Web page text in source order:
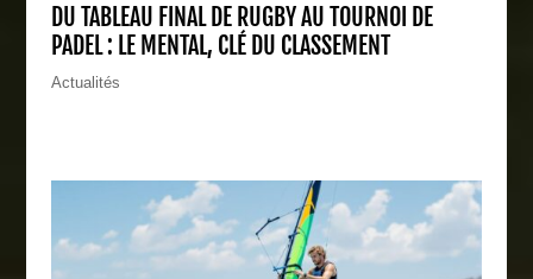
DU TABLEAU FINAL DE RUGBY AU TOURNOI DE
PADEL : LE MENTAL, CLÉ DU CLASSEMENT
Actualités